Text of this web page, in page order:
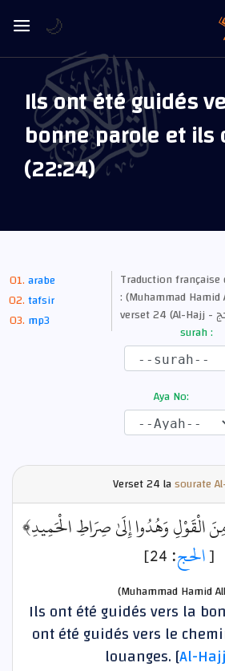
Ils ont été guidés
bonne parole et ils
(22:24)
arabe
tafsir
mp3
Traduction française
: (Muhammad
surah :
Aya No:
Verset24 lasourate
الْقَوْلِ وَهُدُوا إِلَىٰ صِرَاطِ الْحَمِيدِ﴾
[الحج: 24]
(Muhammad Hamid
Ils ont été guidés vers la
ont été guidés vers le
louanges. [Al-Hajj
🌙